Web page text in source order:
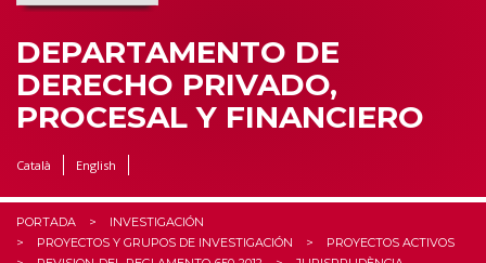
Doctorado en Derecho
JORNADAS Y CONGRESOS
TERRITORIO
DEPARTAMENTO DE
DERECHO PRIVADO,
PROCESAL Y FINANCIERO
Català English
PORTADA
INVESTIGACIÓN
PROYECTOS Y GRUPOS DE INVESTIGACIÓN
PROYECTOS ACTIVOS